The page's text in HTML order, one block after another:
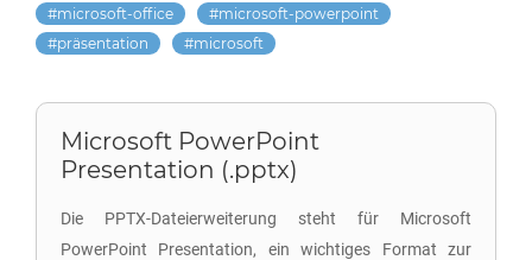
microsoft-office
microsoft-powerpoint
präsentation
microsoft
Microsoft PowerPoint
Presentation (.pptx)
Die PPTX-Dateierweiterung steht für Microsoft
PowerPoint Presentation, ein wichtiges Format zur